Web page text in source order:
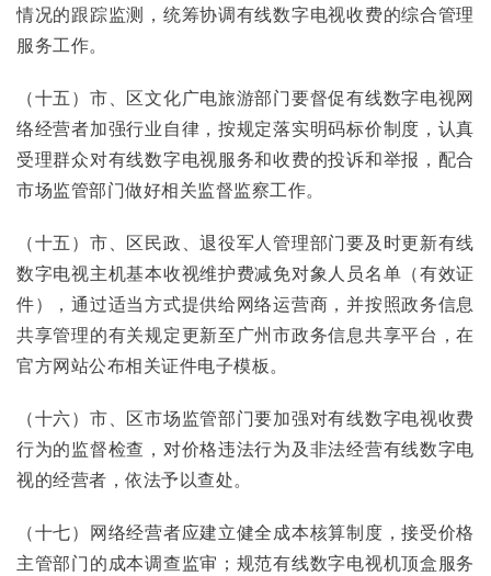
情况的跟踪监测，统筹协调有线数字电视收费的综合管理
服务工作。
（十五）市、区文化广电旅游部门要督促有线数字电视网
络经营者加强行业自律，按规定落实明码标价制度，认真
受理群众对有线数字电视服务和收费的投诉和举报，配合
市场监管部门做好相关监督监察工作。
（十五）市、区民政、退役军人管理部门要及时更新有线
数字电视主机基本收视维护费减免对象人员名单（有效证
件），通过适当方式提供给网络运营商，并按照政务信息
共享管理的有关规定更新至广州市政务信息共享平台，在
官方网站公布相关证件电子模板。
（十六）市、区市场监管部门要加强对有线数字电视收费
行为的监督检查，对价格违法行为及非法经营有线数字电
视的经营者，依法予以查处。
（十七）网络经营者应建立健全成本核算制度，接受价格
主管部门的成本调查监审；规范有线数字电视机顶盒服务